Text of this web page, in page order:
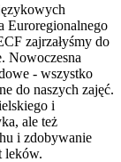
Euroregionalnego
zajrzałyśmy do
Nowoczesna
- wszystko
do naszych zajęć.
i
ale też
i zdobywanie
leków.